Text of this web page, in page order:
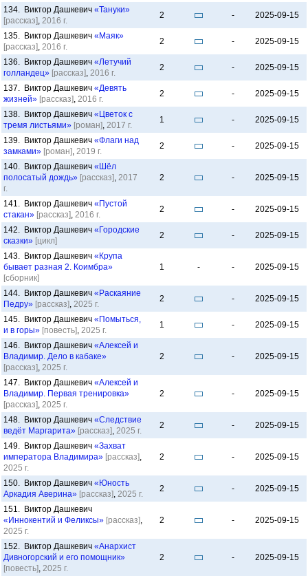
134. Виктор Дашкевич «Тануки»
[рассказ], 2016 г.
2 - 2025-09-15
135. Виктор Дашкевич «Маяк»
[рассказ], 2016 г.
2 - 2025-09-15
136. Виктор Дашкевич «Летучий
голландец» [рассказ], 2016 г.
2 - 2025-09-15
137. Виктор Дашкевич «Девять
жизней» [рассказ], 2016 г.
2 - 2025-09-15
138. Виктор Дашкевич «Цветок с
тремя листьями» [роман], 2017 г.
1 - 2025-09-15
139. Виктор Дашкевич «Флаги над
замками» [роман], 2019 г.
2 - 2025-09-15
140. Виктор Дашкевич «Шёл
полосатый дождь» [рассказ], 2017
г.
2 - 2025-09-15
141. Виктор Дашкевич «Пустой
стакан» [рассказ], 2016 г.
2 - 2025-09-15
142. Виктор Дашкевич «Городские
сказки» [цикл]
2 - 2025-09-15
143. Виктор Дашкевич «Крупа
бывает разная 2. Коимбра»
[сборник]
1 - - 2025-09-15
144. Виктор Дашкевич «Раскаяние
Педру» [рассказ], 2025 г.
2 - 2025-09-15
145. Виктор Дашкевич «Помыться,
и в горы» [повесть], 2025 г.
1 - 2025-09-15
146. Виктор Дашкевич «Алексей и
Владимир. Дело в кабаке»
[рассказ], 2025 г.
2 - 2025-09-15
147. Виктор Дашкевич «Алексей и
Владимир. Первая тренировка»
[рассказ], 2025 г.
2 - 2025-09-15
148. Виктор Дашкевич «Следствие
ведёт Маргарита» [рассказ], 2025 г.
2 - 2025-09-15
149. Виктор Дашкевич «Захват
императора Владимира» [рассказ],
2025 г.
2 - 2025-09-15
150. Виктор Дашкевич «Юность
Аркадия Аверина» [рассказ], 2025 г.
2 - 2025-09-15
151. Виктор Дашкевич
«Иннокентий и Феликсы» [рассказ],
2025 г.
2 - 2025-09-15
152. Виктор Дашкевич «Анархист
Дивногорский и его помощник»
[повесть], 2025 г.
2 - 2025-09-15